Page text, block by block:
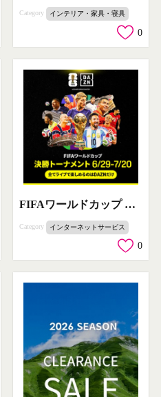
Category インテリア・家具・寝具
0
FIFAワールドカップ 決勝トーナメント生配信
Category インターネットサービス
0